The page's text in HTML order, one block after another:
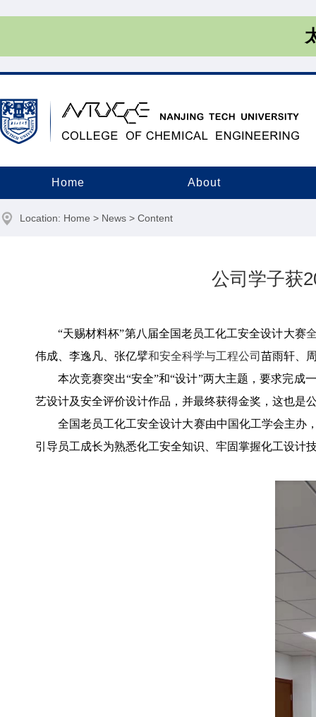
Home About
Location: Home > News > Content
公司学子获
“天赐材料杯”第八届全国老员工化工安全设计大赛
伟成、李逸凡、张亿擘和安全科学与工程公司 苗雨轩、
本次竞赛突出“安全”和“设计”两大主题，要求完成
艺设计及安全评价设计作品，并最终获得金奖， 这也是
全国老员工化工安全设计大赛由中国化工学会主办
引导员工成长为熟悉化工安全知识、牢固掌握化工设计